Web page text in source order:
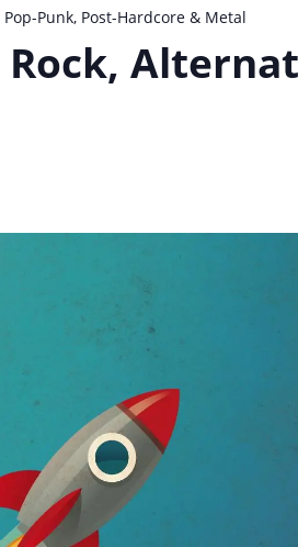
Punk, Post-Hardcore & Metal
Rock,